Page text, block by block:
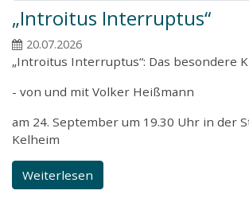
„Introitus Interruptus“
20.07.2026
„Introitus Interruptus“: Das besondere
- von und mit Volker Heißmann
am 24. September um 19.30 Uhr in der
Kelheim
Weiterlesen